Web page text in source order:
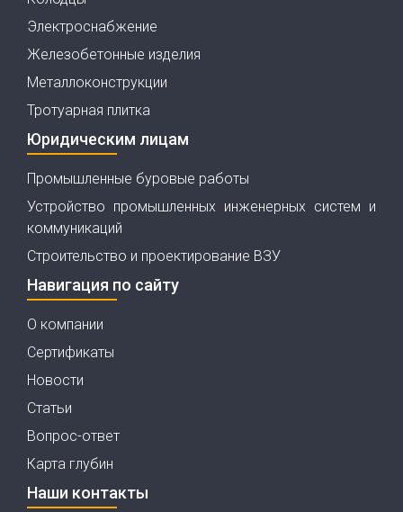
Электроснабжение
Железобетонные изделия
Металлоконструкции
Тротуарная плитка
Юридическим лицам
Промышленные буровые работы
Устройство промышленных инженерных систем и
коммуникаций
Строительство и проектирование ВЗУ
Навигация по сайту
О компании
Сертификаты
Новости
Статьи
Вопрос-ответ
Карта глубин
Наши контакты